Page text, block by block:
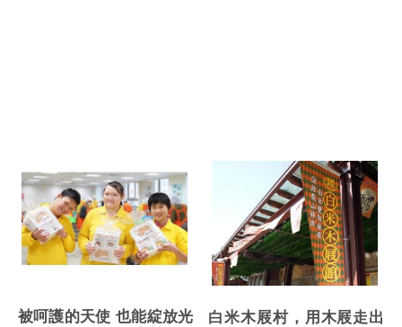
被呵護的天使 也能綻放光
白米木屐村，用木屐走出